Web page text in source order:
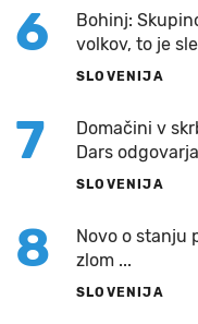
6
Bohinj:
volkov, to je
SLOVENIJA
7
Domačini v
Dars odgovarja
SLOVENIJA
8
Novo o stanju
zlom ...
SLOVENIJA